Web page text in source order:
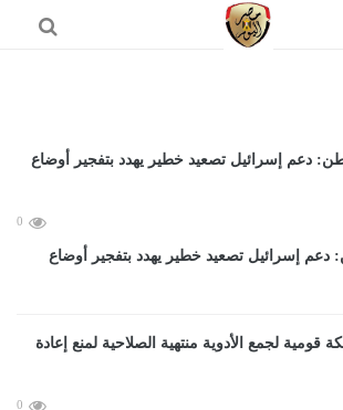
0
إسرائيل تصعيد خطير يهدد بتفجير أوضاع
0